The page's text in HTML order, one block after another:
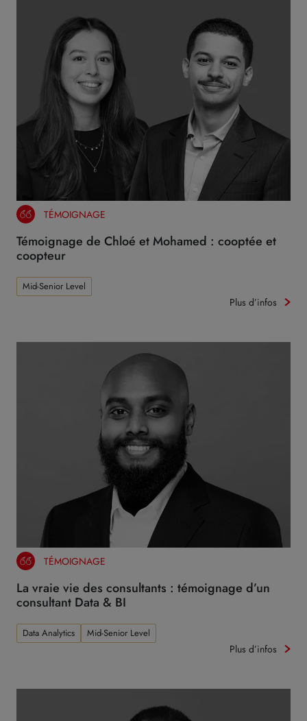
TÉMOIGNAGE
Témoignage de Chloé et Mohamed : cooptée et
coopteur
Mid-Senior Level
Plus d’infos
TÉMOIGNAGE
La vraie vie des consultants : témoignage d’un
consultant Data & BI
Data Analytics Mid-Senior Level
Plus d’infos